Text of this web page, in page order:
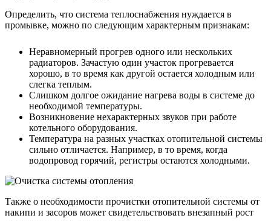
Определить, что система теплоснабжения нуждается в
промывке, можно по следующим характерным признакам:
Неравномерный прогрев одного или нескольких
радиаторов. Зачастую один участок прогревается
хорошо, в то время как другой остается холодным или
слегка теплым.
Слишком долгое ожидание нагрева воды в системе до
необходимой температуры.
Возникновение нехарактерных звуков при работе
котельного оборудования.
Температура на разных участках отопительной системы
сильно отличается. Например, в то время, когда
водопровод горячий, регистры остаются холодными.
Также о необходимости прочистки отопительной системы от
накипи и засоров может свидетельствовать внезапный рост